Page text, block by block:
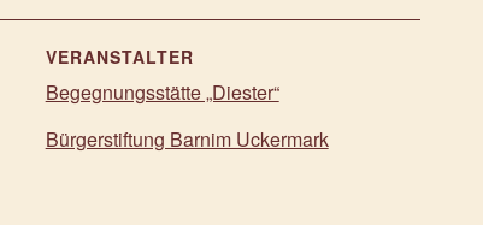
VERANSTALTER
Begegnungsstätte „Diester“
Bürgerstiftung Barnim Uckermark